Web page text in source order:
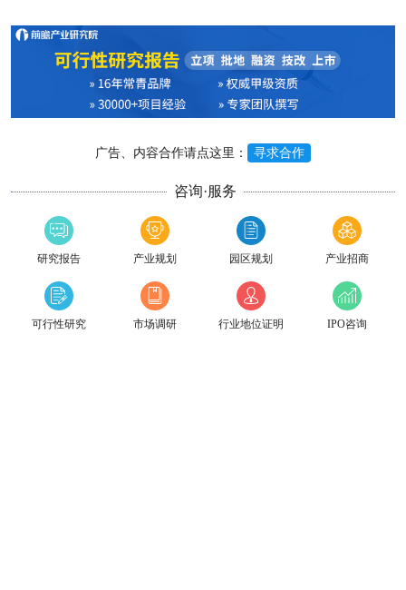
广告、内容合作请点这里： 寻求合作
咨询·服务
研究报告 产业规划 园区规划 产业招商
可行性研究 市场调研 行业地位证明 IPO咨询